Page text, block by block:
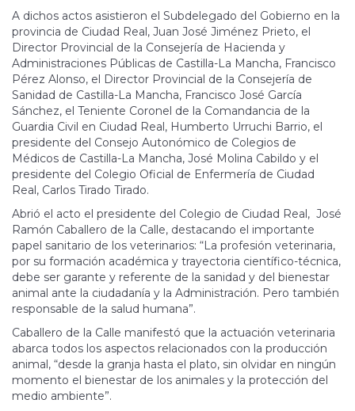
A dichos actos asistieron el Subdelegado del Gobierno en la
provincia de Ciudad Real, Juan José Jiménez Prieto, el
Director Provincial de la Consejería de Hacienda y
Administraciones Públicas de Castilla-La Mancha, Francisco
Pérez Alonso, el Director Provincial de la Consejería de
Sanidad de Castilla-La Mancha, Francisco José García
Sánchez, el Teniente Coronel de la Comandancia de la
Guardia Civil en Ciudad Real, Humberto Urruchi Barrio, el
presidente del Consejo Autonómico de Colegios de
Médicos de Castilla-La Mancha, José Molina Cabildo y el
presidente del Colegio Oficial de Enfermería de Ciudad
Real, Carlos Tirado Tirado.
Abrió el acto el presidente del Colegio de Ciudad Real, José
Ramón Caballero de la Calle, destacando el importante
papel sanitario de los veterinarios: “La profesión veterinaria,
por su formación académica y trayectoria científico-técnica,
debe ser garante y referente de la sanidad y del bienestar
animal ante la ciudadanía y la Administración. Pero también
responsable de la salud humana”.
Caballero de la Calle manifestó que la actuación veterinaria
abarca todos los aspectos relacionados con la producción
animal, “desde la granja hasta el plato, sin olvidar en ningún
momento el bienestar de los animales y la protección del
medio ambiente”.